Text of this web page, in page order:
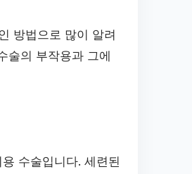
방법으로 많이 알려
술의 부작용과 그에
수술입니다. 세련된